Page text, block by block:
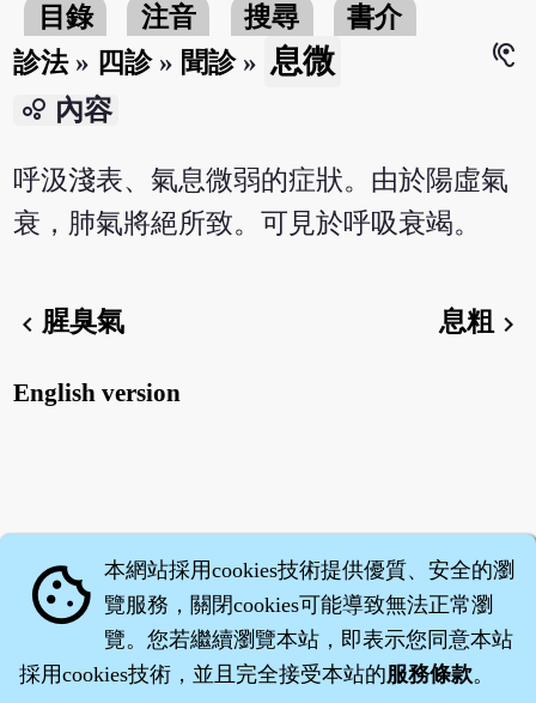
目錄 注音 搜尋
書介
診法» 四診» 聞診» 息微
hearing
bubble_chart 內容
呼汲淺表、氣息微弱的症狀。由於陽虛氣
衰，肺氣將絕所致。可見於呼吸衰竭。
chevron_left腥臭氣 息粗chevron_right
English version
cookie 本網站採用cookies技術提供優質、安全的瀏
覽服務，關閉cookies可能導致無法正常瀏
覽。您若繼續瀏覽本站，即表示您同意本站
採用cookies技術，並且完全接受本站的服務條款。